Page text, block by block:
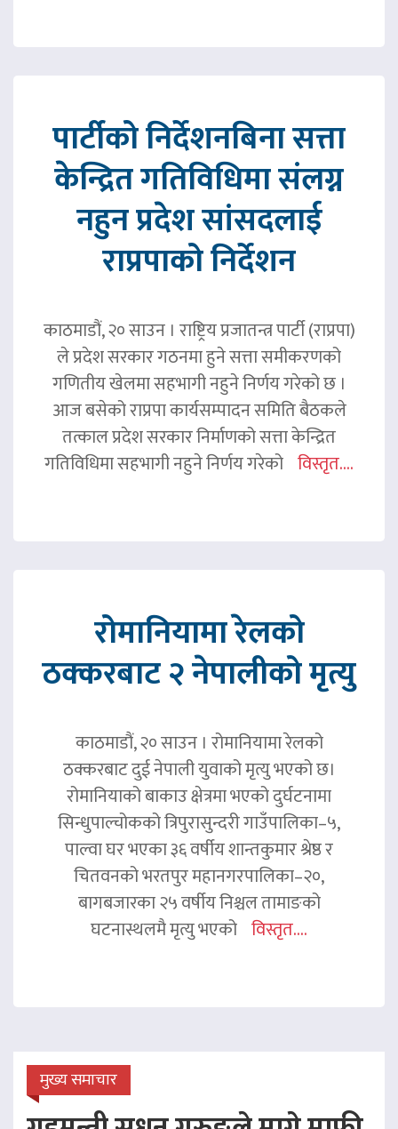
पार्टीको निर्देशनबिना सत्ता
केन्द्रित गतिविधिमा संलग्न
नहुन प्रदेश सांसदलाई
राप्रपाको निर्देशन
काठमाडौं, २० साउन । राष्ट्रिय प्रजातन्त्र पार्टी (राप्रपा)
ले प्रदेश सरकार गठनमा हुने सत्ता समीकरणको
गणितीय खेलमा सहभागी नहुने निर्णय गरेको छ ।
आज बसेको राप्रपा कार्यसम्पादन समिति बैठकले
तत्काल प्रदेश सरकार निर्माणको सत्ता केन्द्रित
गतिविधिमा सहभागी नहुने निर्णय गरेको विस्तृत....
रोमानियामा रेलको
ठक्करबाट २ नेपालीको मृत्यु
काठमाडौं, २० साउन । रोमानियामा रेलको
ठक्करबाट दुई नेपाली युवाको मृत्यु भएको छ।
रोमानियाको बाकाउ क्षेत्रमा भएको दुर्घटनामा
सिन्धुपाल्चोकको त्रिपुरासुन्दरी गाउँपालिका–५,
पाल्वा घर भएका ३६ वर्षीय शान्तकुमार श्रेष्ठ र
चितवनको भरतपुर महानगरपालिका–२०,
बागबजारका २५ वर्षीय निश्चल तामाङको
घटनास्थलमै मृत्यु भएको विस्तृत....
मुख्य समाचार